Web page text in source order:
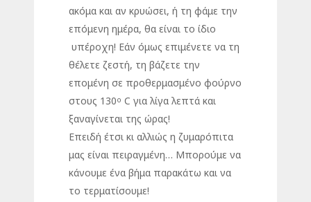
ακόμα και αν κρυώσει, ή τη φάμε την
επόμενη ημέρα, θα είναι το ίδιο
υπέροχη! Εάν όμως επιμένετε να τη
θέλετε ζεστή, τη βάζετε την
επομένη σε προθερμασμένο φούρνο
στους 130ο C για λίγα λεπτά και
ξαναγίνεται της ώρας!
Επειδή έτσι κι αλλιώς η ζυμαρόπιτα
μας είναι πειραγμένη… Μπορούμε να
κάνουμε ένα βήμα παρακάτω και να
το τερματίσουμε!